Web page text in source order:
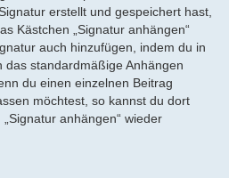
erstellt und gespeichert hast,
Kästchen „Signatur anhängen“
auch hinzufügen, indem du in
standardmäßige Anhängen
du einen einzelnen Beitrag
möchtest, so kannst du dort
anhängen“ wieder